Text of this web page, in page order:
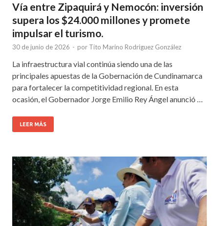
Vía entre Zipaquirá y Nemocón: inversión
supera los $24.000 millones y promete
impulsar el turismo.
30 de junio de 2026 - por Tito Marino Rodriguez González
La infraestructura vial continúa siendo una de las
principales apuestas de la Gobernación de Cundinamarca
para fortalecer la competitividad regional. En esta
ocasión, el Gobernador Jorge Emilio Rey Ángel anunció …
LEER MÁS